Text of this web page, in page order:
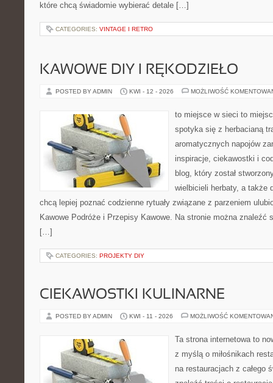
które chcą świadomie wybierać detale […]
CATEGORIES: VINTAGE I RETRO
KAWOWE DIY I RĘKODZIEŁO
POSTED BY ADMIN KWI - 12 - 2026 MOŻLIWOŚĆ
to miejsce w sieci to
spotyka się z herbacianą
aromatycznych napojów
inspiracje, ciekawostki i
blog, który został
wielbicieli herbaty, a także
chcą lepiej poznać codzienne rytuały związane z parzeniem
Kawowe Podróże i Przepisy Kawowe. Na stronie można znaleźć
[…]
CATEGORIES: PROJEKTY DIY
CIEKAWOSTKI KULINARNE
POSTED BY ADMIN KWI - 11 - 2026 MOŻLIWOŚĆ
Ta strona internetowa to
z myślą o miłośnikach
na restauracjach z całego